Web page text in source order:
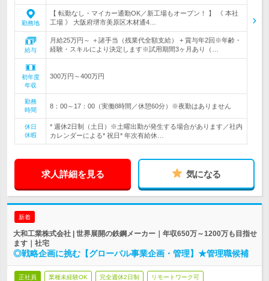
勤務地
【 転勤なし・マイカー通勤OK／新工場もオープン！ 】 《 本社
工場 》 大阪府堺市美原区木材通4…
給与
月給25万円～ ＋諸手当（残業代全額支給） + 賞与年2回※年齢・
経験・スキルにより決定します※試用期間3ヶ月あり（…
初年度
年収
300万円～400万円
勤務
時間
8：00～17：00（実働8時間／休憩60分）※夜勤はありません
休日
休暇
* 週休2日制（土日）※土曜出勤が発生する場合があります／社内
カレンダーによる* 祝日* 年次有給休…
求人詳細を見る 気になる
新着
大和工業株式会社 | 世界展開の鉄鋼メーカー｜年収650万～1200万も目指せ
ます｜社宅
◎戦略企画に挑む【グローバル事業企画・管理】★管理職候補
正社員 業種未経験OK 完全週休2日制 リモートワーク可